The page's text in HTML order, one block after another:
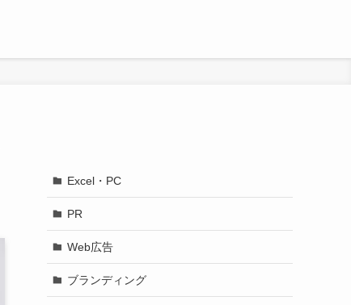
Excel・PC
PR
Web広告
ブランディング